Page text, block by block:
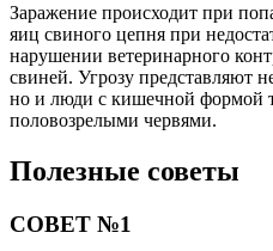
Заражение происходит при
яиц свиного цепня при
нарушении ветеринарного
свиней. Угрозу представляют
но и люди с кишечной формой
половозрелыми червями.
Полезные советы
СОВЕТ №1